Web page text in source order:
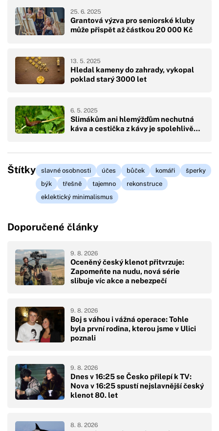
Grantová výzva pro seniorské kluby
může přispět až částkou 20 000 Kč
25. 6. 2025
Hledal kameny do zahrady, vykopal
poklad starý 3000 let
13. 5. 2025
Slimákům ani hlemýžďům nechutná
káva a cestička z kávy je spolehlivě…
6. 5. 2025
Štítky slavné osobnosti účes bůček komáři
šperky
býk
třešně tajemno
rekonstruce
eklektický minimalismus
Doporučené články
Oceněný český klenot přitvrzuje:
Zapomeňte na nudu, nová série
slibuje víc akce a nebezpečí
9. 8. 2026
Boj s váhou i vážná operace: Tohle
byla první rodina, kterou jsme v Ulici
poznali
9. 8. 2026
Dnes v 16:25 se Česko přilepí k TV:
Nova v 16:25 spustí nejslavnější český
klenot 80. let
9. 8. 2026
8. 8. 2026